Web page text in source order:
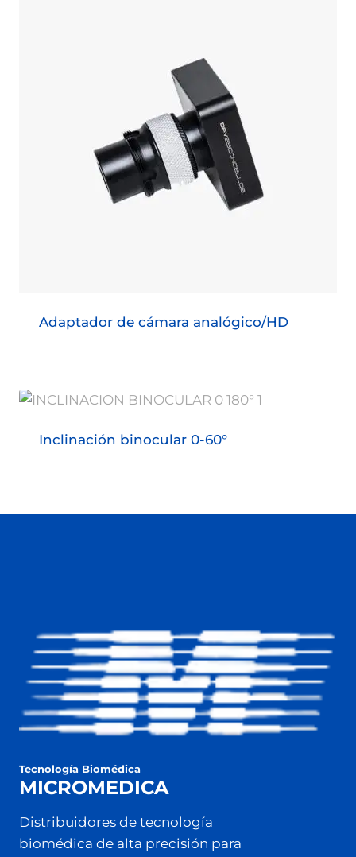
Adaptador de cámara analógico/HD
Inclinación binocular 0-60°
Tecnología Biomédica
MICROMEDICA
Distribuidores de tecnología
biomédica de alta precisión para